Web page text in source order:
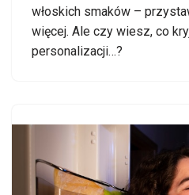
włoskich smaków –
więcej. Ale czy wiesz, co
personalizacji…?